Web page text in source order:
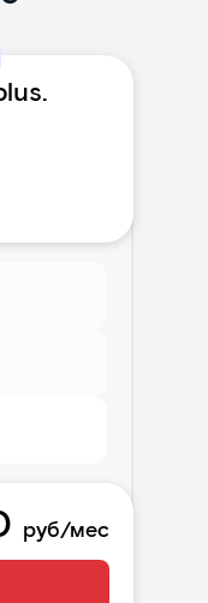
руб/мес